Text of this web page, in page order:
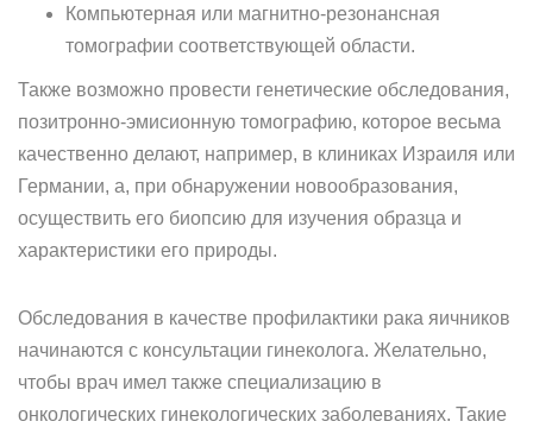
Компьютерная или магнитно-резонансная
томографии соответствующей области.
Также возможно провести генетические обследования,
позитронно-эмисионную томографию, которое весьма
качественно делают, например, в клиниках Израиля или
Германии, а, при обнаружении новообразования,
осуществить его биопсию для изучения образца и
характеристики его природы.
Обследования в качестве профилактики рака яичников
начинаются с консультации гинеколога. Желательно,
чтобы врач имел также специализацию в
онкологических гинекологических заболеваниях. Такие